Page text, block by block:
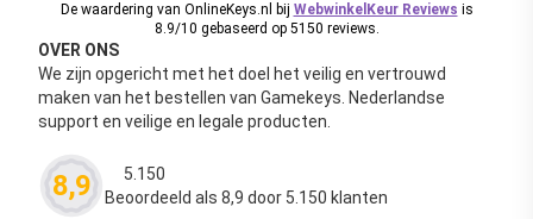
De waardering van OnlineKeys.nl bij WebwinkelKeur Reviews is
8.9/10 gebaseerd op 5150 reviews.
OVER ONS
We zijn opgericht met het doel het veilig en vertrouwd
maken van het bestellen van Gamekeys. Nederlandse
support en veilige en legale producten.
8,9 Waardering
5.150
Beoordeeld als 8,9 door 5.150 klanten